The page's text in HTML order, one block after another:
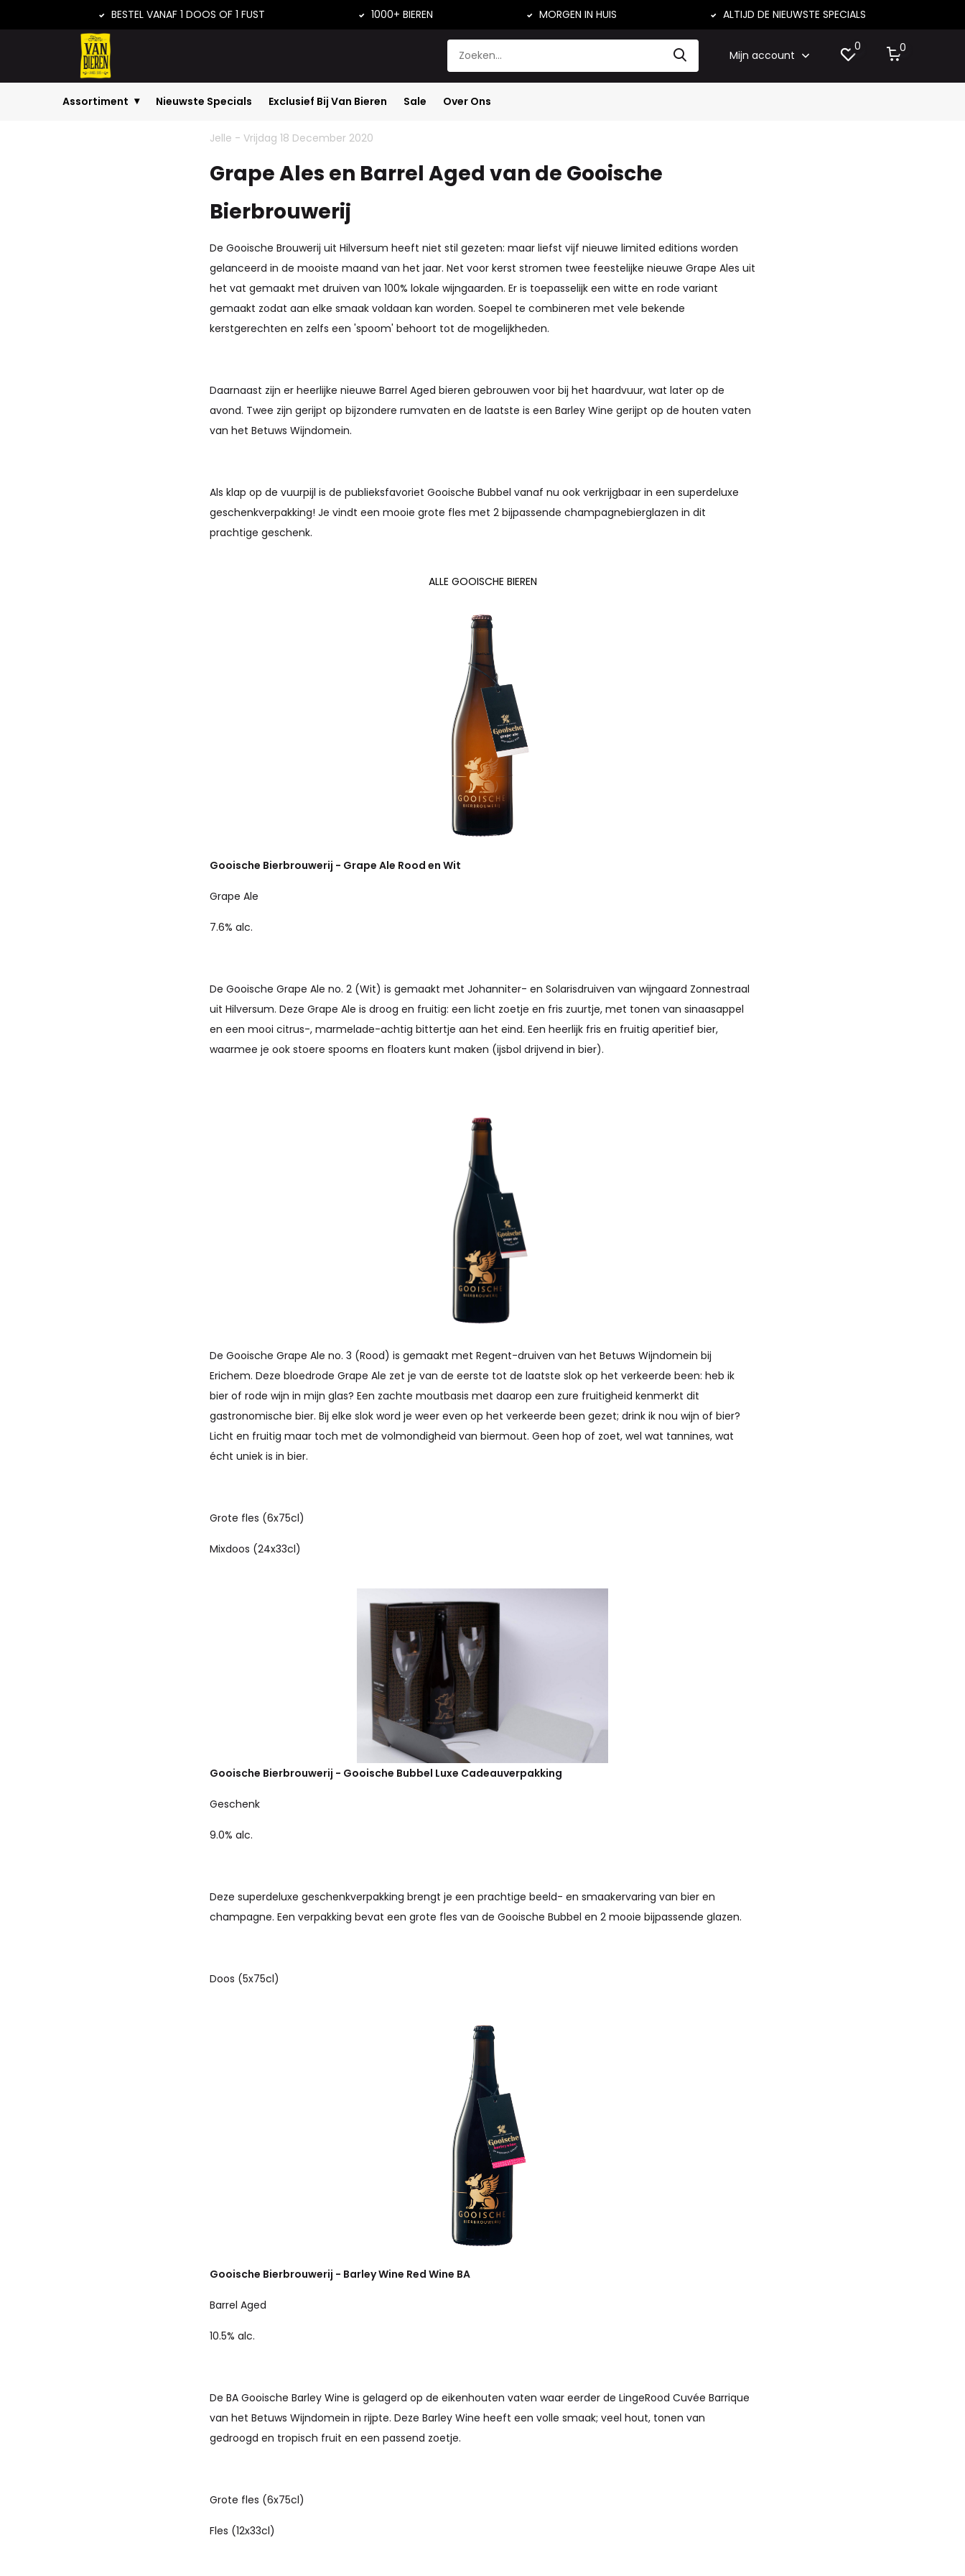
BESTEL VANAF 1 DOOS OF 1 FUST 1000+ BIEREN MORGEN IN HUIS ALTIJD DE NIEUWSTE SPECIALS
Mijn account
0 0
Assortiment Nieuwste Specials Exclusief Bij Van Bieren Sale Over Ons
Home Grape Ales en Barrel Aged van ... Nieuws
Jelle - Vrijdag 18 December 2020
Grape Ales en Barrel Aged van de Gooische
Bierbrouwerij
De Gooische Brouwerij uit Hilversum heeft niet stil gezeten: maar liefst vijf nieuwe limited editions worden
gelanceerd in de mooiste maand van het jaar. Net voor kerst stromen twee feestelijke nieuwe Grape Ales uit
het vat gemaakt met druiven van 100% lokale wijngaarden. Er is toepasselijk een witte en rode variant
gemaakt zodat aan elke smaak voldaan kan worden. Soepel te combineren met vele bekende
kerstgerechten en zelfs een 'spoom' behoort tot de mogelijkheden.
Daarnaast zijn er heerlijke nieuwe Barrel Aged bieren gebrouwen voor bij het haardvuur, wat later op de
avond. Twee zijn gerijpt op bijzondere rumvaten en de laatste is een Barley Wine gerijpt op de houten vaten
van het Betuws Wijndomein.
Als klap op de vuurpijl is de publieksfavoriet Gooische Bubbel vanaf nu ook verkrijgbaar in een superdeluxe
geschenkverpakking! Je vindt een mooie grote fles met 2 bijpassende champagnebierglazen in dit
prachtige geschenk.
ALLE GOOISCHE BIEREN
Gooische Bierbrouwerij - Grape Ale Rood en Wit
Grape Ale
7.6% alc.
De Gooische Grape Ale no. 2 (Wit) is gemaakt met Johanniter- en Solarisdruiven van wijngaard Zonnestraal
uit Hilversum. Deze Grape Ale is droog en fruitig: een licht zoetje en fris zuurtje, met tonen van sinaasappel
en een mooi citrus-, marmelade-achtig bittertje aan het eind. Een heerlijk fris en fruitig aperitief bier,
waarmee je ook stoere spooms en floaters kunt maken (ijsbol drijvend in bier).
De Gooische Grape Ale no. 3 (Rood) is gemaakt met Regent-druiven van het Betuws Wijndomein bij
Erichem. Deze bloedrode Grape Ale zet je van de eerste tot de laatste slok op het verkeerde been: heb ik
bier of rode wijn in mijn glas? Een zachte moutbasis met daarop een zure fruitigheid kenmerkt dit
gastronomische bier. Bij elke slok word je weer even op het verkeerde been gezet; drink ik nou wijn of bier?
Licht en fruitig maar toch met de volmondigheid van biermout. Geen hop of zoet, wel wat tannines, wat
écht uniek is in bier.
Grote fles (6x75cl)
Mixdoos (24x33cl)
Gooische Bierbrouwerij - Gooische Bubbel Luxe Cadeauverpakking
Geschenk
9.0% alc.
Deze superdeluxe geschenkverpakking brengt je een prachtige beeld- en smaakervaring van bier en
champagne. Een verpakking bevat een grote fles van de Gooische Bubbel en 2 mooie bijpassende glazen.
Doos (5x75cl)
Gooische Bierbrouwerij - Barley Wine Red Wine BA
Barrel Aged
10.5% alc.
De BA Gooische Barley Wine is gelagerd op de eikenhouten vaten waar eerder de LingeRood Cuvée Barrique
van het Betuws Wijndomein in rijpte. Deze Barley Wine heeft een volle smaak; veel hout, tonen van
gedroogd en tropisch fruit en een passend zoetje.
Grote fles (6x75cl)
Fles (12x33cl)